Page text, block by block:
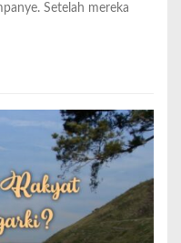
Setelah mereka